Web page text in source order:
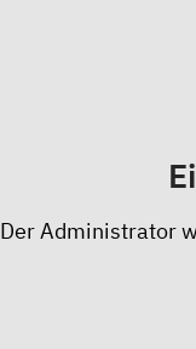
Der Administrator